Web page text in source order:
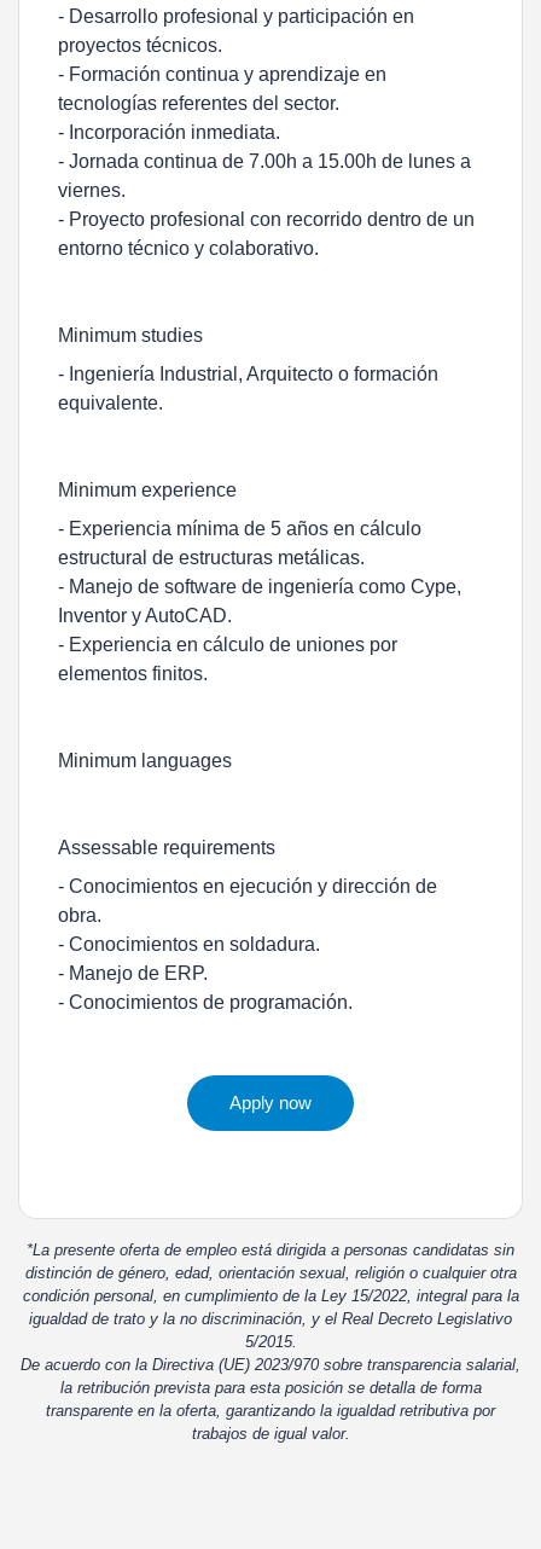
- Desarrollo profesional y participación en
proyectos técnicos.
- Formación continua y aprendizaje en
tecnologías referentes del sector.
- Incorporación inmediata.
- Jornada continua de 7.00h a 15.00h de lunes a
viernes.
- Proyecto profesional con recorrido dentro de un
entorno técnico y colaborativo.
Minimum studies
- Ingeniería Industrial, Arquitecto o formación
equivalente.
Minimum experience
- Experiencia mínima de 5 años en cálculo
estructural de estructuras metálicas.
- Manejo de software de ingeniería como Cype,
Inventor y AutoCAD.
- Experiencia en cálculo de uniones por
elementos finitos.
Minimum languages
Assessable requirements
- Conocimientos en ejecución y dirección de
obra.
- Conocimientos en soldadura.
- Manejo de ERP.
- Conocimientos de programación.
Apply now
*La presente oferta de empleo está dirigida a personas candidatas sin
distinción de género, edad, orientación sexual, religión o cualquier otra
condición personal, en cumplimiento de la Ley 15/2022, integral para la
igualdad de trato y la no discriminación, y el Real Decreto Legislativo
5/2015.
De acuerdo con la Directiva (UE) 2023/970 sobre transparencia salarial,
la retribución prevista para esta posición se detalla de forma
transparente en la oferta, garantizando la igualdad retributiva por
trabajos de igual valor.